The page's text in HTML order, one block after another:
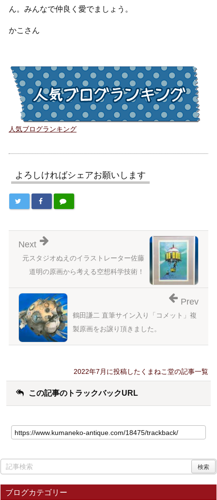
ん。みんなで仲良く愛でましょう。
かこさん
人気ブログランキング
よろしければシェアお願いします
元スタジオぬえのイラストレーター佐藤
道明の原画から考える空想科学技術！
Next
鶴田謙二 直筆サイン入り「コメット」複
製原画をお譲り頂きました。
Prev
2022年7月に投稿したくまねこ堂の記事一覧
この記事のトラックバックURL
ブログカテゴリー